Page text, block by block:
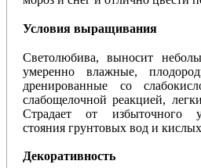
Условия выращивания
Светолюбива, выносит
умеренно влажные,
дренированные со
слабощелочной реакцией,
Страдает от избыточного
стояния грунтовых вод и
Декоративность